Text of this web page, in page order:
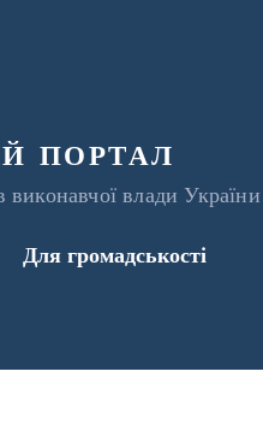
портал
влади України
Для громадськості